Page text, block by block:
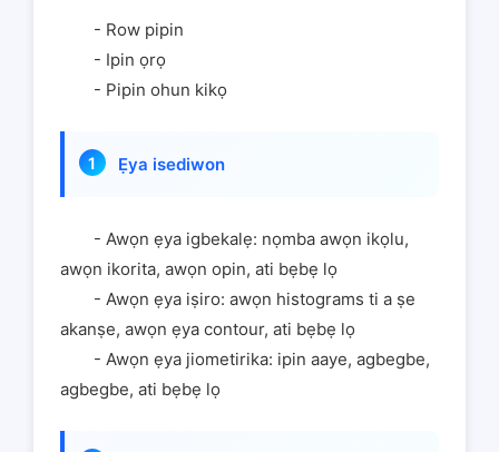
- Row pipin
- Ipin ọrọ
- Pipin ohun kikọ
Ẹya isediwon
- Awọn ẹya igbekalẹ: nọmba awọn ikọlu,
awọn ikorita, awọn opin, ati bẹbẹ lọ
- Awọn ẹya iṣiro: awọn histograms ti a ṣe
akanṣe, awọn ẹya contour, ati bẹbẹ lọ
- Awọn ẹya jiometirika: ipin aaye, agbegbe,
agbegbe, ati bẹbẹ lọ